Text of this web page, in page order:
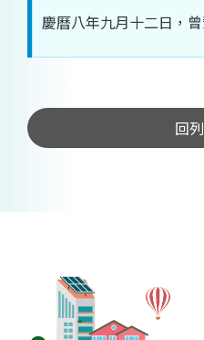
慶曆八年九月十二日 ，
回